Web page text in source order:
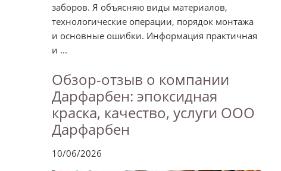
заборов. Я объясняю виды материалов,
технологические операции, порядок монтажа
и основные ошибки. Информация практичная
и ...
Обзор-отзыв о компании
Дарфарбен: эпоксидная
краска, качество, услуги ООО
Дарфарбен
10/06/2026